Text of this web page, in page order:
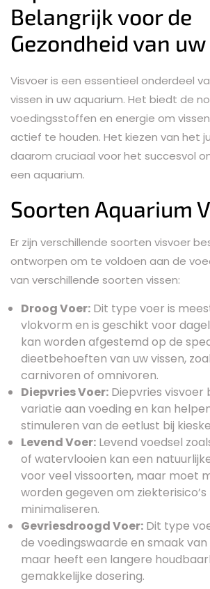
Belangrijk voor de
Gezondheid van
Visvoer is een essentieel onderdeel
vissen in uw aquarium. Het biedt de
voedingsstoffen en energie om
actief te houden. Het kiezen van het
daarom cruciaal voor het succesvol
een aquarium.
Soorten Aquarium
Er zijn verschillende soorten visvoer
ontworpen om te voldoen aan de
van verschillende soorten vissen:
Droog Voer: Dit type voer is
vlokvorm en is geschikt voor
kan worden afgestemd op de
dieetbehoeften van uw vissen,
carnivoren of omnivoren.
Diepvries Voer: Diepvries visvoer
variatie aan voeding en kan
stimuleren van de eetlust bij
Levend Voer: Levend voedsel
of watervlooien kan een
voor veel vissoorten, maar moet
worden gegeven om ziekterisico’s
minimaliseren.
Gevriesdroogd Voer: Dit type
de voedingswaarde en smaak
maar heeft een langere
gemakkelijke dosering.